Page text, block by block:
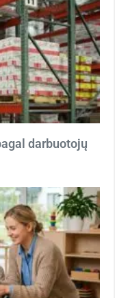
darbuotojų